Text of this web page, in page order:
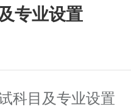
专业设置
科目及专业设置